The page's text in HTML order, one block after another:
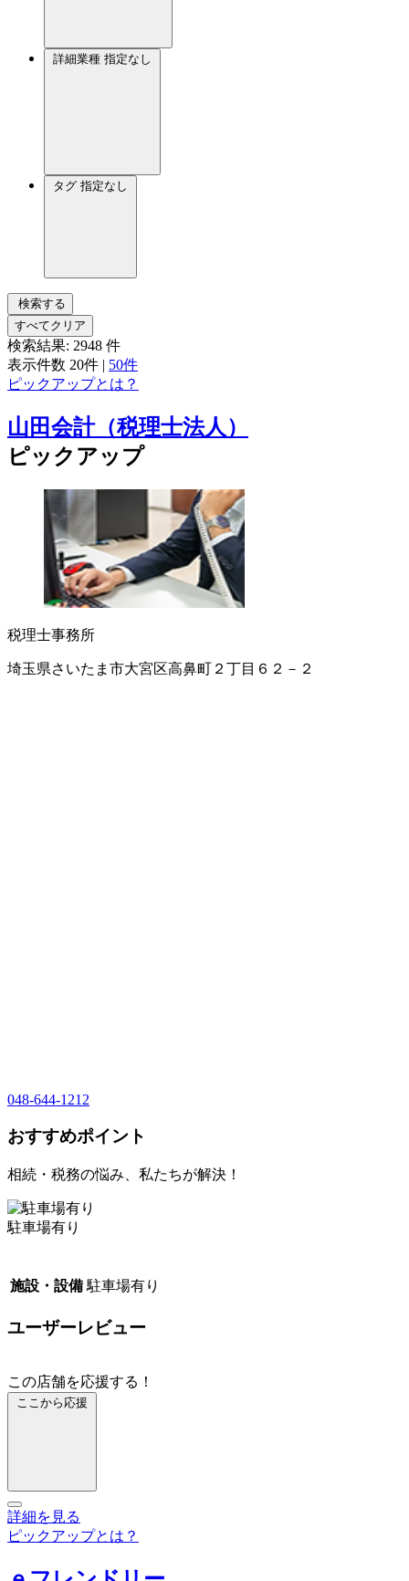
詳細業種 指定なし
タグ 指定なし
検索する
すべてクリア
検索結果: 2948 件
表示件数 20件 | 50件
ピックアップとは？
山田会計（税理士法人）
ピックアップ
税理士事務所
埼玉県さいたま市大宮区高鼻町２丁目６２－２
048-644-1212
おすすめポイント
相続・税務の悩み、私たちが解決！
駐車場有り
施設・設備 駐車場有り
ユーザーレビュー
この店舗を応援する！
ここから応援
詳細を見る
ピックアップとは？